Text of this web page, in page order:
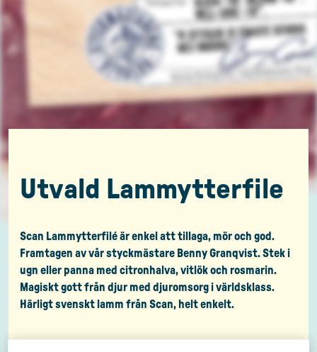
Utvald Lammytterfile
Scan Lammytterfilé är enkel att tillaga, mör och god.
Framtagen av vår styckmästare Benny Granqvist. Stek i
ugn eller panna med citronhalva, vitlök och rosmarin.
Magiskt gott från djur med djuromsorg i världsklass.
Härligt svenskt lamm från Scan, helt enkelt.